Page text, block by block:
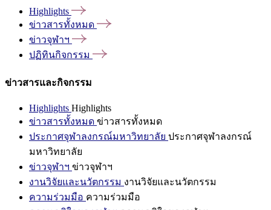
Highlights
ข่าวสารทั้งหมด
ข่าวจุฬาฯ
ปฏิทินกิจกรรม
ข่าวสารและกิจกรรม
Highlights Highlights
ข่าวสารทั้งหมด ข่าวสารทั้งหมด
ประกาศจุฬาลงกรณ์มหาวิทยาลัย ประกาศจุฬาลงกรณ์
มหาวิทยาลัย
ข่าวจุฬาฯ ข่าวจุฬาฯ
งานวิจัยและนวัตกรรม งานวิจัยและนวัตกรรม
ความร่วมมือ ความร่วมมือ